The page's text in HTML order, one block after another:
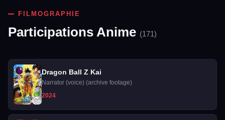
FILMOGRAPHIE
Participations Anime (171)
Dragon Ball Z Kai
Narrator (voice) (archive footage)
2024